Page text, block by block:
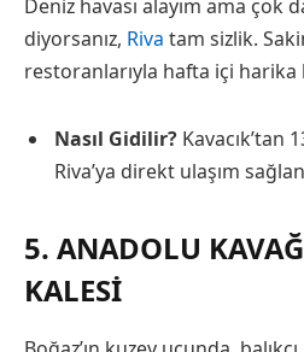
Deniz havası alayım ama çok
diyorsanız, Riva tam sizlik.
restoranlarıyla hafta içi harika
Nasıl Gidilir? Kavacık’tan
Riva’ya direkt ulaşım
5. ANADOLU
KALESI